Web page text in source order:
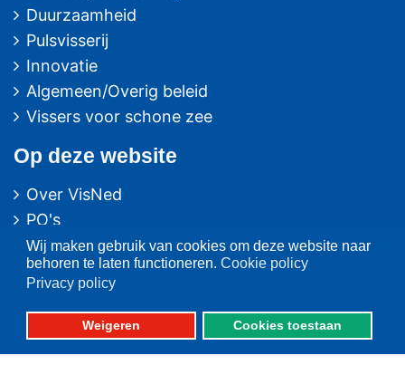
Wij maken gebruik van cookies om deze website naar
behoren te laten functioneren. Cookie policy
Privacy policy
Weigeren Cookies toestaan
Duurzaamheid
Pulsvisserij
Innovatie
Algemeen/Overig beleid
Vissers voor schone zee
Op deze website
Over VisNed
PO's
Vertegenwoordiging
Contact
Nieuwsarchief
Contactinformatie